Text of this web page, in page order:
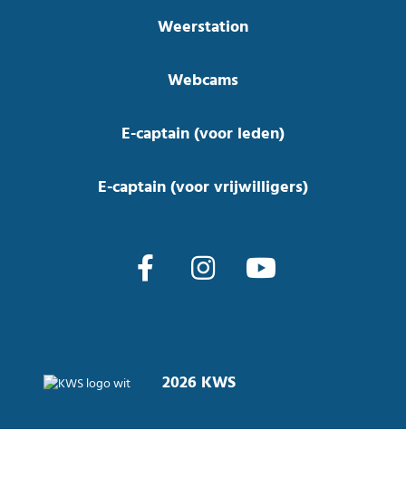
Weerstation
Webcams
E-captain (voor leden)
E-captain (voor vrijwilligers)
2026 KWS